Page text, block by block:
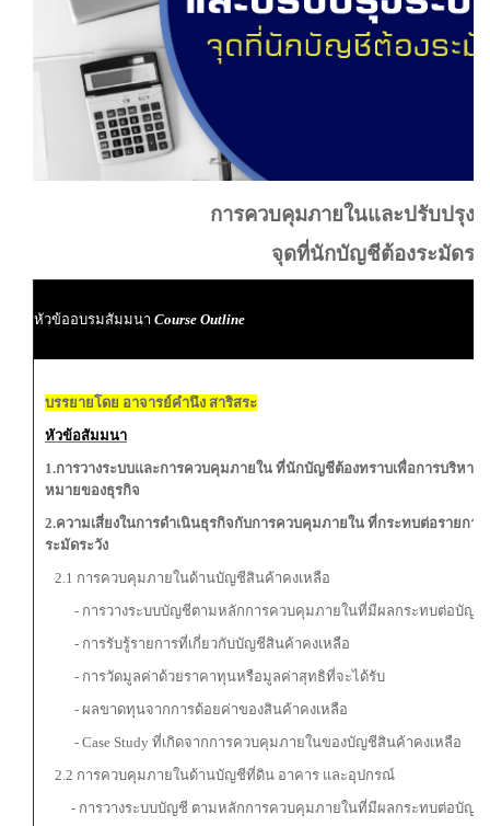
การควบคุมภายในและปรับปรุง
จุดที่นักบัญชีต้องระมัดระ
หัวข้ออบรมสัมมนา Course Outline
บรรยายโดย อาจารย์คำนึง สาริสระ
หัวข้อสัมมนา
1.การวางระบบและการควบคุมภายใน ที่นักบัญชีต้องทราบเพื่อการบริหาร
หมายของธุรกิจ
2.ความเสี่ยงในการดำเนินธุรกิจกับการควบคุมภายใน ที่กระทบต่อรายก
ระมัดระวัง
2.1 การควบคุมภายในด้านบัญชีสินค้าคงเหลือ
- การวางระบบบัญชีตามหลักการควบคุมภายในที่มีผลกระทบต่อบัญชี
- การรับรู้รายการที่เกี่ยวกับบัญชีสินค้าคงเหลือ
- การวัดมูลค่าด้วยราคาทุนหรือมูลค่าสุทธิที่จะได้รับ
- ผลขาดทุนจากการด้อยค่าของสินค้าคงเหลือ
- Case Study ที่เกิดจากการควบคุมภายในของบัญชีสินค้าคงเหลือ
2.2 การควบคุมภายในด้านบัญชีที่ดิน อาคาร และอุปกรณ์
- การวางระบบบัญชี ตามหลักการควบคุมภายในที่มีผลกระทบต่อบัญชี